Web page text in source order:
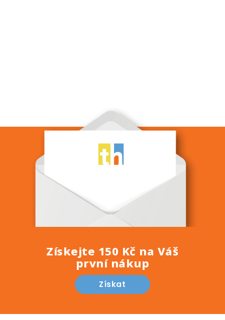
Získejte 150 Kč na Váš
první nákup
Získat